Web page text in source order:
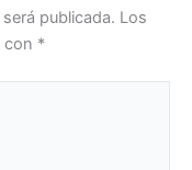
publicada. Los
con *